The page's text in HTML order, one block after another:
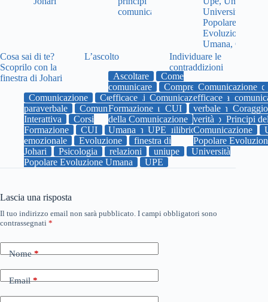
Cosa sai di te?
Scoprilo con la
finestra di Johari
Comunicazione
Comunicazione
paraverbale
Comunicazione Umana
Interattiva
Corsi
Formazione
CUI Emozioni
Equilibrio
emozionale
Evoluzione
finestra di
Johari
Psicologia relazioni uniupe
Università
Popolare Evoluzione Umana
UPE
L’ascolto
Ascoltare
Come
comunicare
Comprensione
efficace
Comunicazione Umana
Formazione
CUI Emozioni
della Comunicazione
uniupe
Umana
UPE
Individuare le
contraddizioni
Comunicazione
efficace
verbale
verità
Principi
Comunicazione
Popolare
Lascia una risposta
Il tuo indirizzo email non sarà pubblicato. I campi obbligatori sono
contrassegnati *
Nome*
Email*